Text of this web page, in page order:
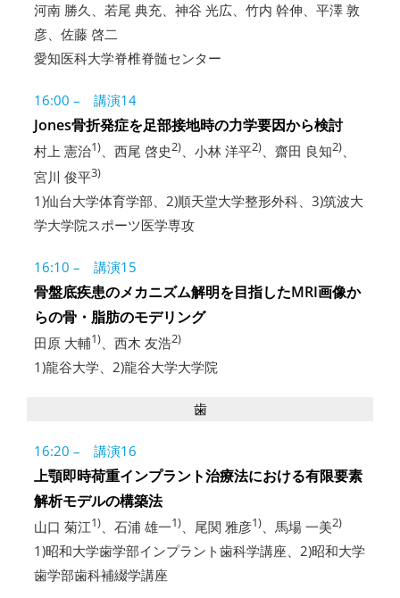
河南 勝久、若尾 典充、神谷 光広、竹内 幹伸、平澤 敦
彦、佐藤 啓二
愛知医科大学脊椎脊髄センター
16:00 – 講演14
Jones骨折発症を足部接地時の力学要因から検討
村上 憲治1)、西尾 啓史2)、小林 洋平2)、齋田 良知2)、
宮川 俊平3)
1)仙台大学体育学部、2)順天堂大学整形外科、3)筑波大
学大学院スポーツ医学専攻
16:10 – 講演15
骨盤底疾患のメカニズム解明を目指したMRI画像か
らの骨・脂肪のモデリング
田原 大輔1)、西木 友浩2)
1)龍谷大学、2)龍谷大学大学院
歯
16:20 – 講演16
上顎即時荷重インプラント治療法における有限要素
解析モデルの構築法
山口 菊江1)、石浦 雄一1)、尾関 雅彦1)、馬場 一美2)
1)昭和大学歯学部インプラント歯科学講座、2)昭和大学
歯学部歯科補綴学講座